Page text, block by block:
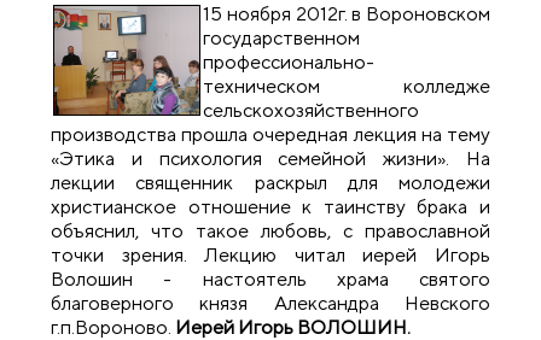
15 ноября 2012г. в Вороновском
государственном
профессионально-
техническом колледже
сельскохозяйственного
производства прошла очередная лекция на тему
«Этика и психология семейной жизни». На
лекции священник раскрыл для молодежи
христианское отношение к таинству брака и
объяснил, что такое любовь, с православной
точки зрения. Лекцию читал иерей Игорь
Волошин - настоятель храма святого
благоверного князя Александра Невского
г.п.Вороново. Иерей Игорь ВОЛОШИН.